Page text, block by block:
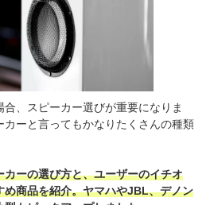
、スピーカー選びが重要になりま
ーと言ってもかなりたくさんの種類
ーの選び方と、ユーザーのイチオ
め商品を紹介。ヤマハやJBL、デノン